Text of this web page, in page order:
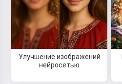
Улучшение изображений
нейросетью